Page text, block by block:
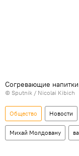
Согревающие
© Sputnik / Nicolai Kibich
Общество Новости
Михай Молдовану